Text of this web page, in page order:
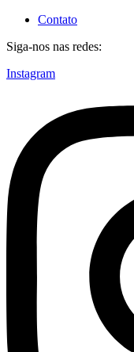
Contato
Siga-nos nas redes:
Instagram